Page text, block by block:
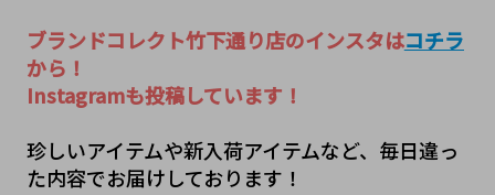
ブランドコレクト竹下通り店のインスタはコチラ
から！
Instagramも投稿しています！
珍しいアイテムや新入荷アイテムなど、毎日違っ
た内容でお届けしております！